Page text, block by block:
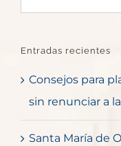
Entradas recientes
Consejos para
sin renunciar a
Santa María de